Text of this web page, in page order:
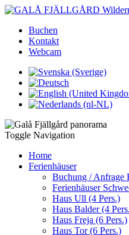
Buchen
Kontakt
Webcam
Toggle Navigation
Home
Ferienhäuser
Buchung / Anfrage
Ferienhäuser
Haus Ull (4 Pers.)
Haus Balder (4
Haus Freja (6 Pers.)
Haus Tor (6 Pers.)